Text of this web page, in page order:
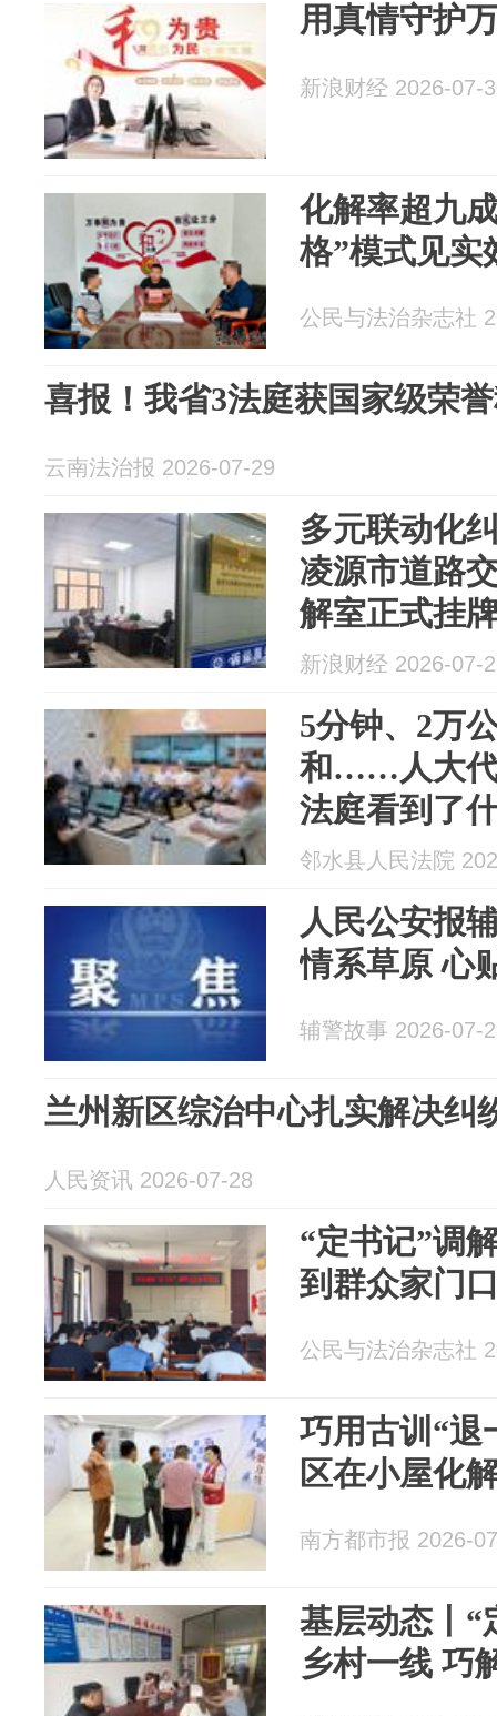
用真情守护
新浪财经 2026-07-
化解率超九
格”模式见实
公民与法治杂志社
喜报！我省3法庭获国家级荣
云南法治报 2026-07-29
多元联动化
凌源市道路
解室正式挂
新浪财经 2026-07-
5分钟、2万
和……人大代
法庭看到了
邻水县人民法院
人民公安报
情系草原 心
辅警故事 2026-07-
兰州新区综治中心扎实解决纠
人民资讯 2026-07-28
“定书记”调
到群众家门
公民与法治杂志社
巧用古训“退
区在小屋化
南方都市报 2026-
基层动态丨“
乡村一线 巧